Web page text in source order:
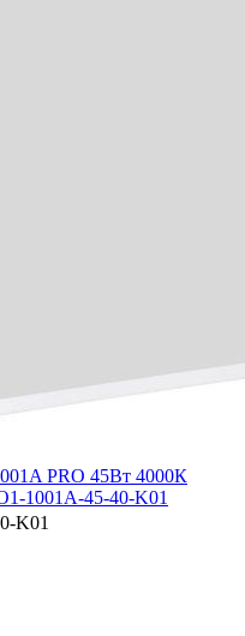
PRO 45Вт 4000К
1001A-45-40-K01
K01